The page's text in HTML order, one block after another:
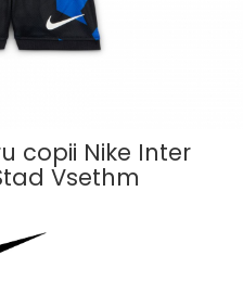
copii Nike Inter
Vsethm